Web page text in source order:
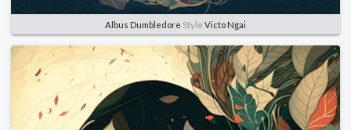
Albus Dumbledore Style Victo Ngai